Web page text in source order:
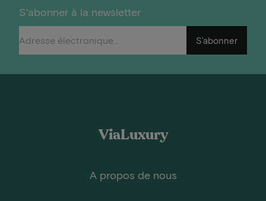
S'abonner à la newsletter
S'abonner
ViaLuxury
A propos de nous